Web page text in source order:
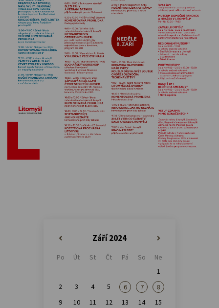
Září 2024
Po Út St Čt Pá So
Ne
1
2
3 4 5 6 7
8
9
10 11 12 13 14 15